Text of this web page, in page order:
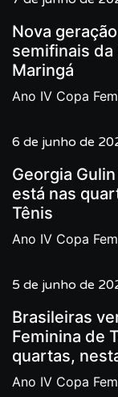
Nova
semifinais da
Maringá
Ano IV Copa
6 de junho de
Georgia
está nas
Tênis
Ano IV Copa
5 de junho de
Brasileiras
Feminina de
quartas,
Ano IV Copa